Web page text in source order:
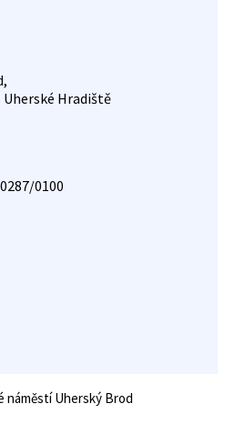
Hradiště
0100
náměstí Uherský Brod